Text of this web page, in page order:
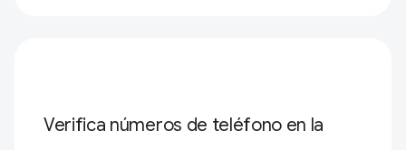
Verifica números de teléfono en la